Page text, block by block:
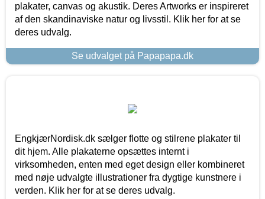
plakater, canvas og akustik. Deres Artworks er inspireret
af den skandinaviske natur og livsstil. Klik her for at se
deres udvalg.
Se udvalget på Papapapa.dk
EngkjærNordisk.dk sælger flotte og stilrene plakater til
dit hjem. Alle plakaterne opsættes internt i
virksomheden, enten med eget design eller kombineret
med nøje udvalgte illustrationer fra dygtige kunstnere i
verden. Klik her for at se deres udvalg.